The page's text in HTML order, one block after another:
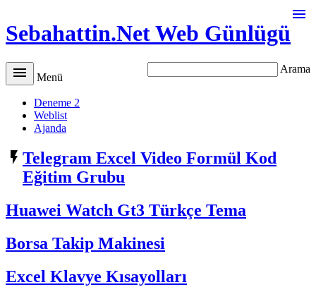
Sebahattin.Net Web Günlügü

Arama
 Menü
Deneme 2
Weblist
Ajanda
 Telegram Excel Video Formül Kod
Eğitim Grubu
Huawei Watch Gt3 Türkçe Tema
Borsa Takip Makinesi
Excel Klavye Kısayolları